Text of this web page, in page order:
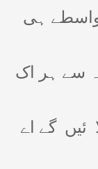
ہی
سے ہر اک
ئیں گے اے